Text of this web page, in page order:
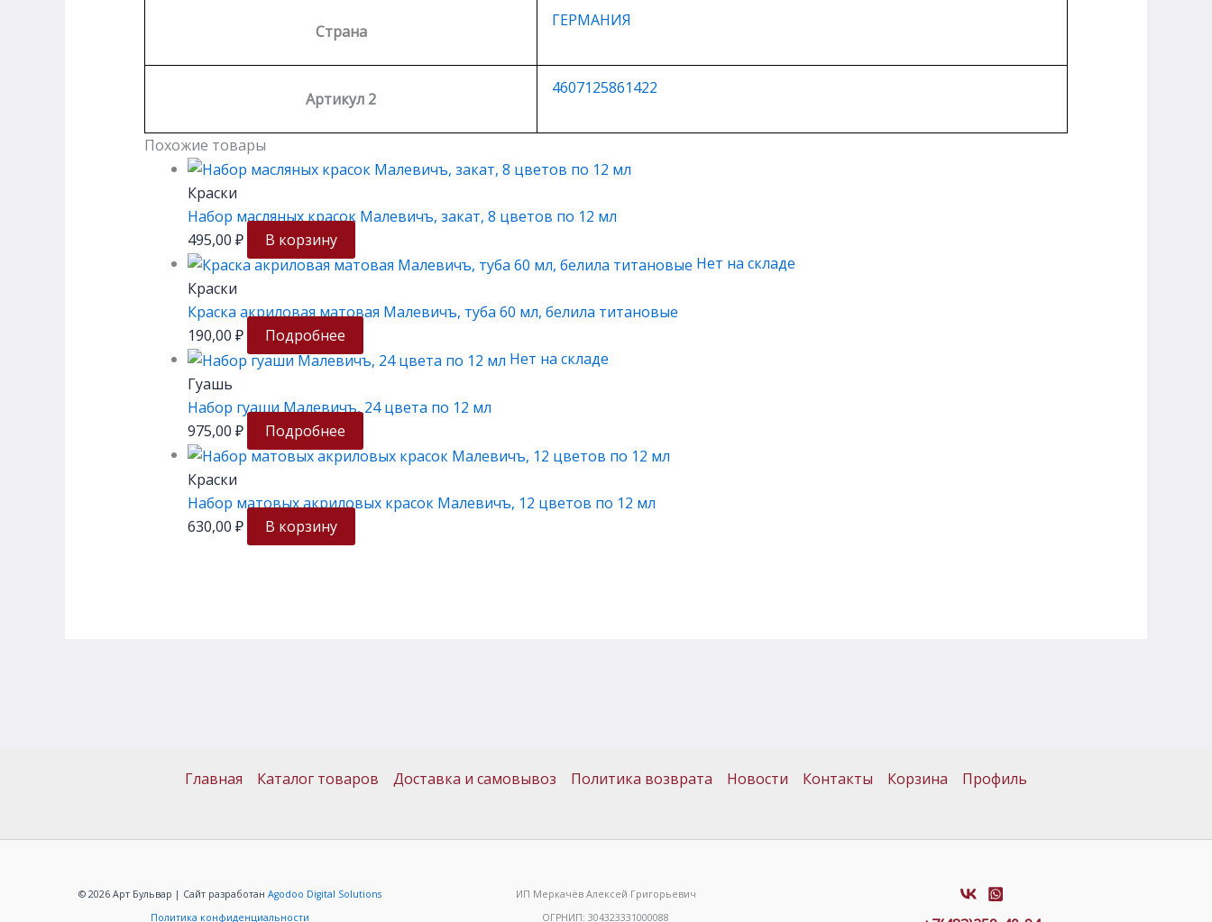
Страна
ГЕРМАНИЯ
Артикул 2
4607125861422
Похожие товары
Краски
Набор масляных красок Малевичъ, закат, 8 цветов по 12 мл
495,00 ₽
В корзину
Нет на складе
Краски
Краска акриловая матовая Малевичъ, туба 60 мл, белила титановые
190,00 ₽
Подробнее
Нет на складе
Гуашь
Набор гуаши Малевичъ, 24 цвета по 12 мл
975,00 ₽ Подробнее
Краски
Набор матовых акриловых красок Малевичъ, 12 цветов по 12 мл
630,00 ₽ В корзину
Главная Каталог товаров Доставка и самовывоз Политика возврата Новости Контакты Корзина Профиль
© 2026 Арт Бульвар | Сайт разработанAgodoo Digital Solutions
Политика конфиденциальности
ИП Меркачёв Алексей Григорьевич
ОГРНИП: 304323331000088